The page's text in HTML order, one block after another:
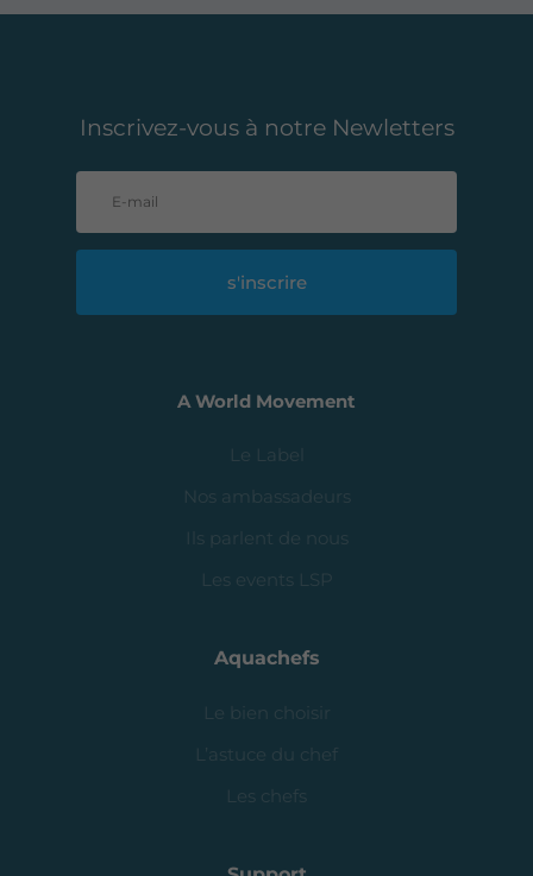
Inscrivez-vous à notre Newletters
s'inscrire
A World Movement
Le Label
Nos ambassadeurs
Ils parlent de nous
Les events LSP
Aquachefs
Le bien choisir
L’astuce du chef
Les chefs